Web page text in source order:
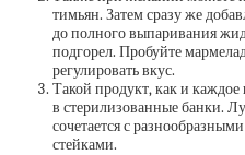
тимьян. Затем сразу же
до полного выпаривания
подгорел. Пробуйте
регулировать вкус.
Такой продукт, как и
в стерилизованные банки.
сочетается с
стейками.